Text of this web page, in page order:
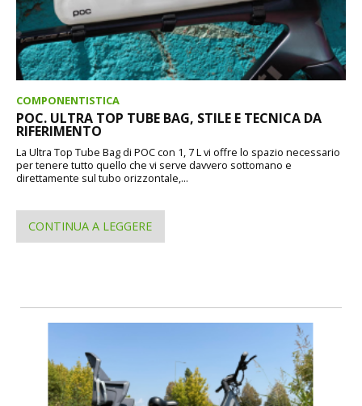
COMPONENTISTICA
POC. ULTRA TOP TUBE BAG, STILE E TECNICA DA
RIFERIMENTO
La Ultra Top Tube Bag di POC con 1, 7 L vi offre lo spazio necessario
per tenere tutto quello che vi serve davvero sottomano e
direttamente sul tubo orizzontale,...
CONTINUA A LEGGERE